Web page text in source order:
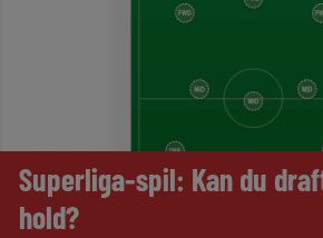
Superliga-spil: Kan du
hold?